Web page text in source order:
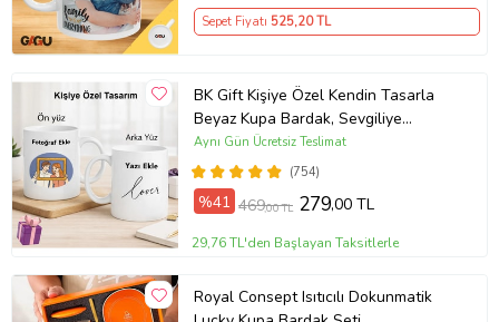
Sepet Fiyatı 525,20 TL
BK Gift Kişiye Özel Kendin Tasarla
Beyaz Kupa Bardak, Sevgiliye
Hediye, Arkadaşa Hediye, Doğum
Günü Hediyesi(754)
Aynı Gün Ücretsiz Teslimat
%41 469,00 TL 279,00 TL
29,76 TL'den Başlayan Taksitlerle
Royal Consept Isıtıcılı Dokunmatik